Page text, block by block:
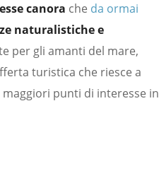
canora che da ormai
naturalistiche e
per gli amanti del mare,
turistica che riesce a
punti di interesse in